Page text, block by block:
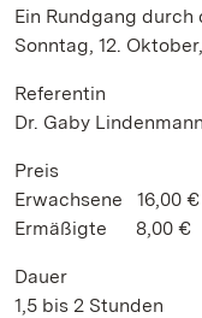
Ein Rundgang
Sonntag, 12. Oktober,
Referentin
Dr. Gaby
Preis
Erwachsene 16,00 €
Ermäßigte 8,00 €
Dauer
1,5 bis 2 Stunden